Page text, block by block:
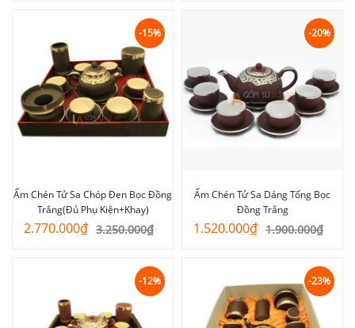
720.000₫.
720.000₫.
-15%
Ấm Chén Tử Sa Chóp Đen Bọc Đồng
Trắng(Đủ Phụ Kiện+Khay)
3.250.000₫
Giá
2.770.000₫Giá
2.770.000₫.
-20%
Ấm Chén Tử Sa Dáng Tống Bọc
Đồng Trắng
1.900.000₫
Giá
1.900.000₫.
1.520.000₫Giá
là:
1.520.000₫.
-12% -23%